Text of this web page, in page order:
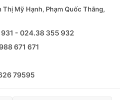
Thị Mỹ Hạnh, Phạm Quốc Thắng,
- 024.38 355 932
671 671
79595